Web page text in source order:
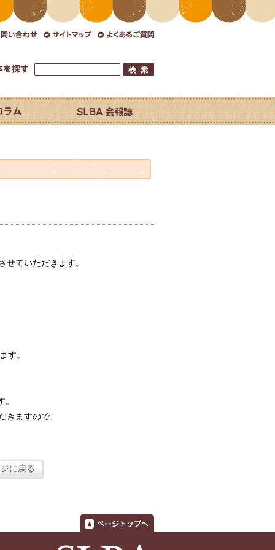
ていただきます。
す。
きますので、
に戻る